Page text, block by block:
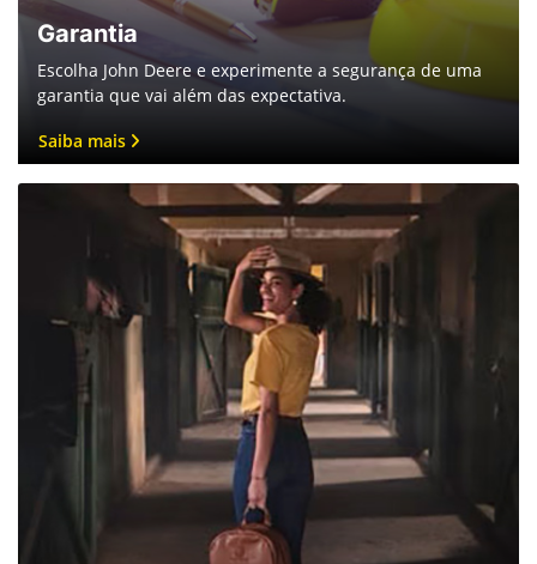
Garantia
Escolha John Deere e experimente a segurança de uma
garantia que vai além das expectativa.
Saiba mais